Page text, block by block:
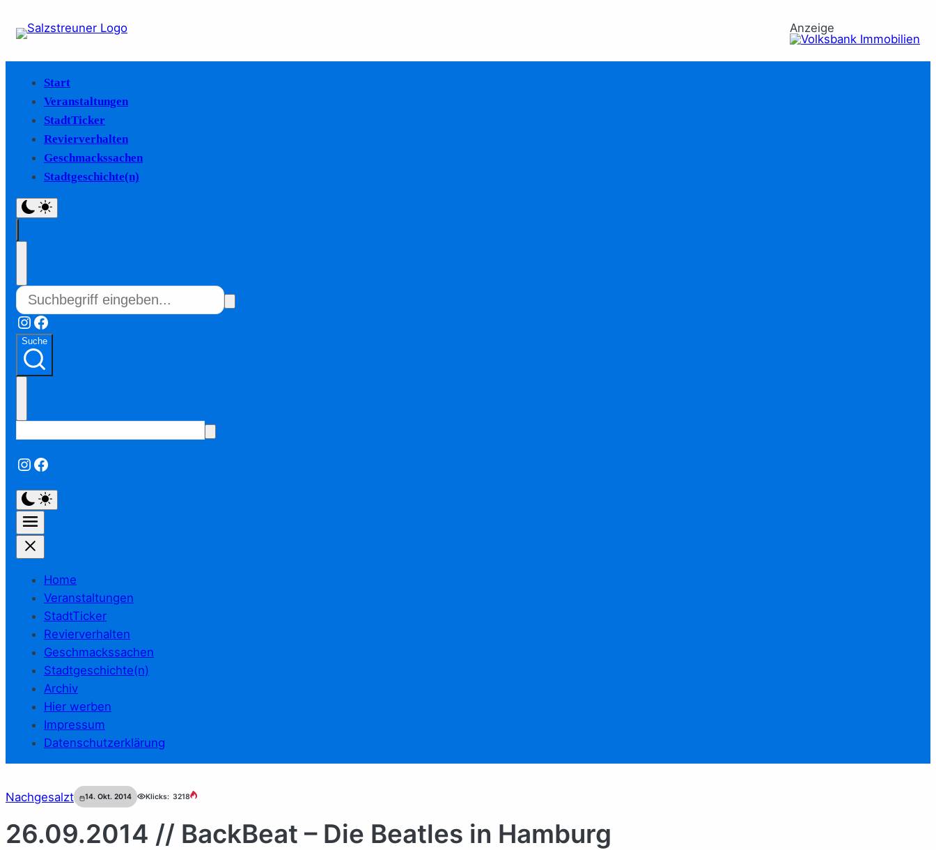
Anzeige
Start
Veranstaltungen
StadtTicker
Revierverhalten
Geschmackssachen
Stadtgeschichte(n)
Instagram
Facebook
Suche
Instagram
Facebook
Home
Veranstaltungen
StadtTicker
Revierverhalten
Geschmackssachen
Stadtgeschichte(n)
Archiv
Hier werben
Impressum
Datenschutzerklärung
Nachgesalzt 14. Okt. 2014 Klicks: 3218
26.09.2014 // BackBeat – Die Beatles in Hamburg